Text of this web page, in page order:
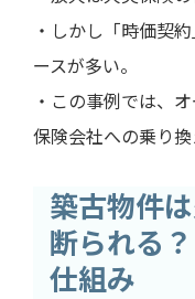
・しかし「時価契
ースが多い。
・この事例では、
保険会社への乗り
築古物件
断られる
仕組み